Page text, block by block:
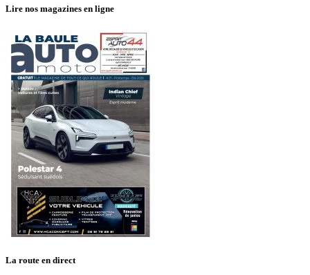
Lire nos magazines en ligne
La route en direct